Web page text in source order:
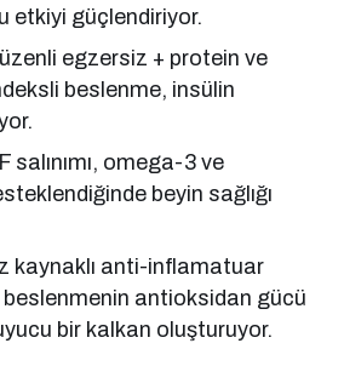
etkiyi güçlendiriyor.
egzersiz + protein ve
beslenme, insülin
omega-3 ve
beyin sağlığı
kaynaklı anti-inflamatuar
antioksidan gücü
bir kalkan oluşturuyor.